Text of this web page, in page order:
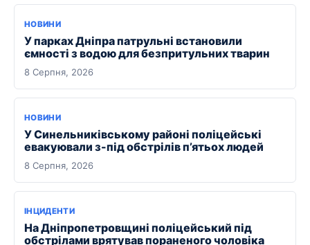
НОВИНИ
У парках Дніпра патрульні встановили
ємності з водою для безпритульних тварин
8 Серпня, 2026
НОВИНИ
У Синельниківському районі поліцейські
евакуювали з-під обстрілів п’ятьох людей
8 Серпня, 2026
ІНЦИДЕНТИ
На Дніпропетровщині поліцейський під
обстрілами врятував пораненого чоловіка